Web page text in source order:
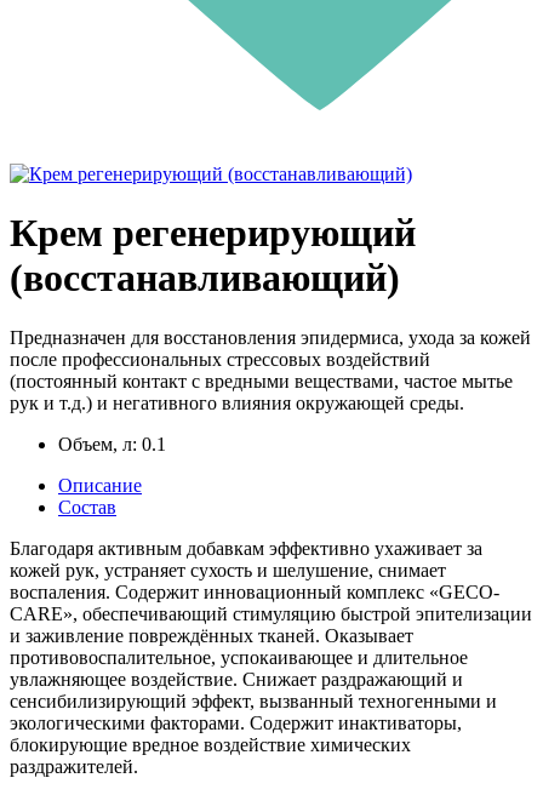
Крем регенерирующий
(восстанавливающий)
Предназначен для восстановления эпидермиса, ухода за кожей
после профессиональных стрессовых воздействий
(постоянный контакт с вредными веществами, частое мытье
рук и т.д.) и негативного влияния окружающей среды.
Объем, л: 0.1
Описание
Состав
Благодаря активным добавкам эффективно ухаживает за
кожей рук, устраняет сухость и шелушение, снимает
воспаления. Содержит инновационный комплекс «GECO-
CARE», обеспечивающий стимуляцию быстрой эпителизации
и заживление повреждённых тканей. Оказывает
противовоспалительное, успокаивающее и длительное
увлажняющее воздействие. Снижает раздражающий и
сенсибилизирующий эффект, вызванный техногенными и
экологическими факторами. Cодержит инактиваторы,
блокирующие вредное воздействие химических
раздражителей.